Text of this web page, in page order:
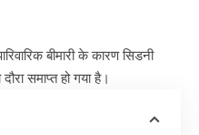
बीमारी के कारण सिडनी
समाप्त हो गया है।